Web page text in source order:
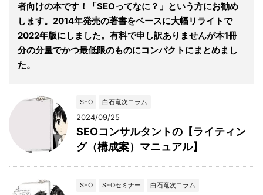
者向けの本です！「SEOってなに？」という方にお勧め
します。2014年発売の著書をベースに大幅リライトで
2022年版にしました。有料で申し訳ありませんが本1冊
分の分量でかつ最低限のものにコンパクトにまとめまし
た。
SEO 白石竜次コラム
2024/09/25
SEOコンサルタントの【ライティン
グ（構成案）マニュアル】
SEO SEOセミナー 白石竜次コラム